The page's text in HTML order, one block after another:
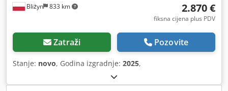
Bliżyn 833 km 2.870 €
fiksna cijena plus PDV
Zatraži Pozovite
Stanje: novo, Godina izgradnje: 2025,